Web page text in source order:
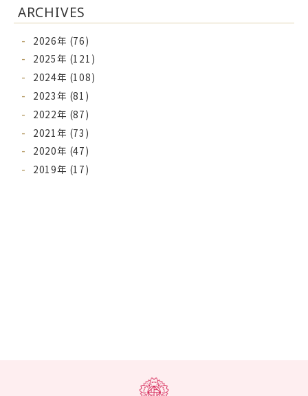
ARCHIVES
2026年 (76)
2025年 (121)
2024年 (108)
2023年 (81)
2022年 (87)
2021年 (73)
2020年 (47)
2019年 (17)